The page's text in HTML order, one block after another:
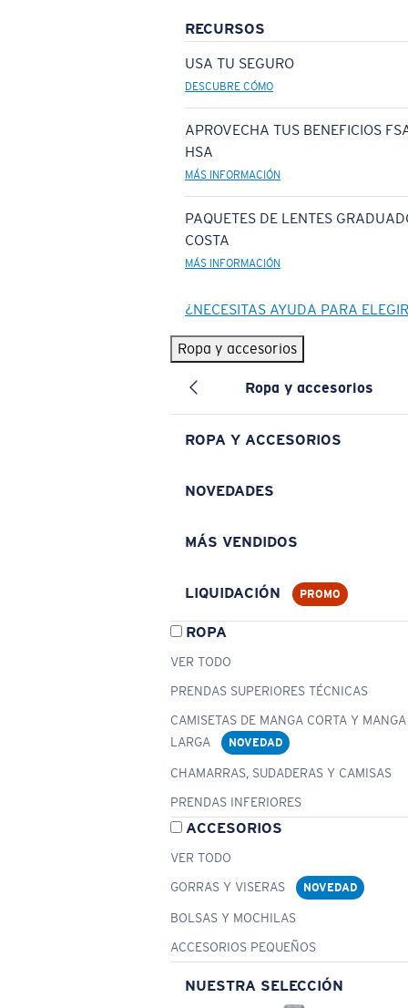
RECURSOS
USA TU SEGURO
DESCUBRE CÓMO
APROVECHA TUS BENEFICIOS
HSA
MÁS INFORMACIÓN
PAQUETES DE LENTES
COSTA
MÁS INFORMACIÓN
¿NECESITAS AYUDA PARA
Ropa y accesorios
Ropa y accesorios
ROPA Y ACCESORIOS
NOVEDADES
MÁS VENDIDOS
LIQUIDACIÓN PROMO
ROPA
VER TODO
PRENDAS SUPERIORES TÉCNICAS
CAMISETAS DE MANGA CORTA Y MANGA
LARGA
NOVEDAD
CHAMARRAS, SUDADERAS Y CAMISAS
PRENDAS INFERIORES
ACCESORIOS
VER TODO
GORRAS Y VISERAS
NOVEDAD
BOLSAS Y MOCHILAS
ACCESORIOS PEQUEÑOS
NUESTRA SELECCIÓN